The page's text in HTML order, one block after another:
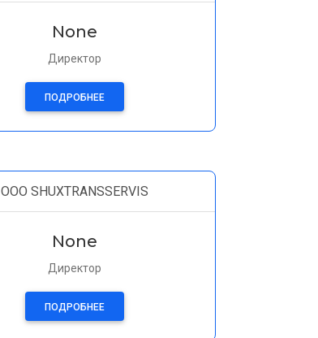
None
Директор
ПОДРОБНЕЕ
OOO SHUXTRANSSERVIS
None
Директор
ПОДРОБНЕЕ